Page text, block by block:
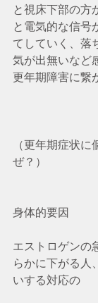
と視床下部の方
と電気的な信号
てしていく、落
気が出無いなど
更年期障害に繋
（更年期症状
ぜ？）
身体的要因
エストロゲンの
らかに下がる人
いする対応の